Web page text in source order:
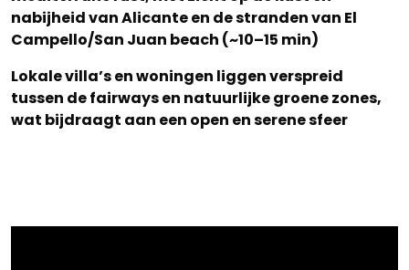
nabijheid van Alicante en de stranden van El
Campello/San Juan beach (~10–15 min)
Lokale villa’s en woningen liggen verspreid
tussen de fairways en natuurlijke groene zones,
wat bijdraagt aan een open en serene sfeer